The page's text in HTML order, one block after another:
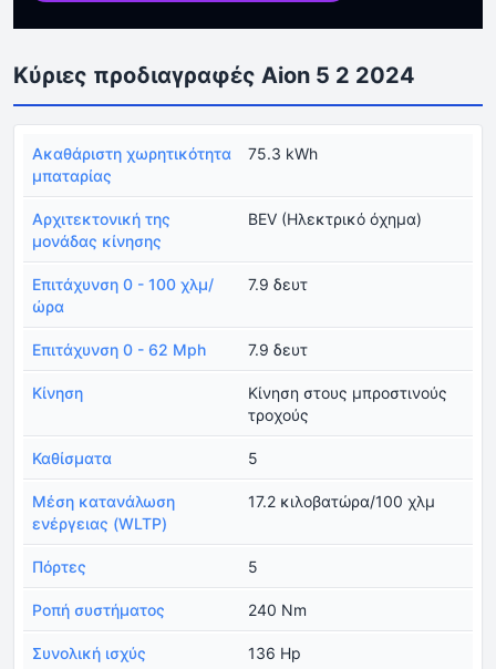
Κύριες προδιαγραφές Aion 5 2 2024
Ακαθάριστη χωρητικότητα
μπαταρίας
75.3 kWh
Αρχιτεκτονική της
μονάδας κίνησης
BEV (Ηλεκτρικό όχημα)
Επιτάχυνση 0 - 100 χλμ/
ώρα
7.9 δευτ
Επιτάχυνση 0 - 62 Mph 7.9 δευτ
Κίνηση
Κίνηση στους μπροστινούς
τροχούς
Καθίσματα 5
Μέση κατανάλωση
ενέργειας (WLTP)
17.2 κιλοβατώρα/100 χλμ
Πόρτες 5
Ροπή συστήματος 240 Nm
Συνολική ισχύς
136 Hp